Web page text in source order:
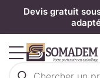
Devis gratuit
Panneau de